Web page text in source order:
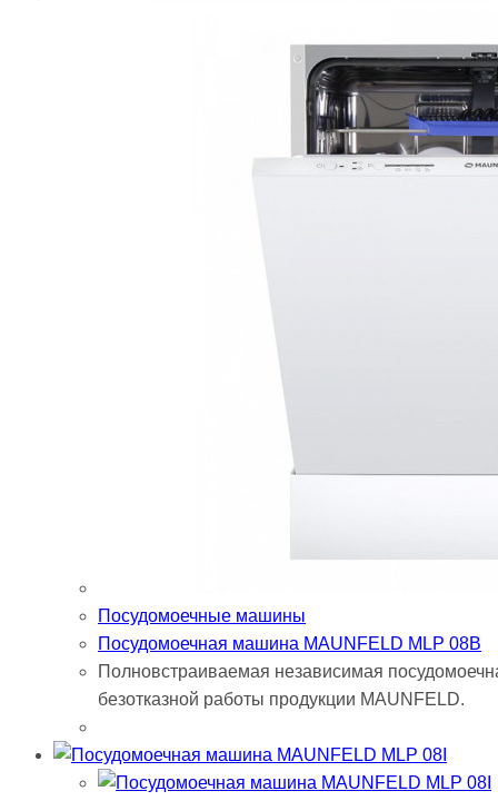
Посудомоечные машины
Посудомоечная машина MAUNFELD MLP 08B
Полновстраиваемая независимая
безотказной работы продукции MAUNFELD.